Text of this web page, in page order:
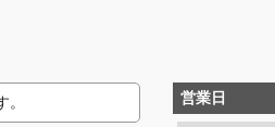
営業日